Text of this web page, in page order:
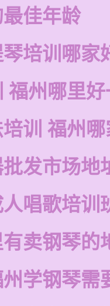
佳年龄
培训哪家
福州哪里
培训 福州
发市场地
唱歌培训
卖钢琴的
学钢琴需